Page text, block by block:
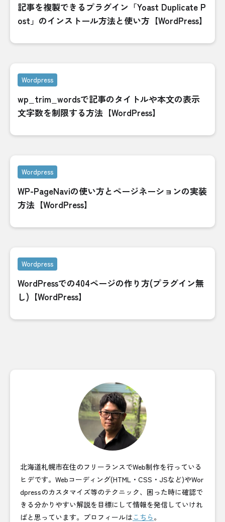
記事を複製できるプラグイン「Yoast Duplicate P
ost」のインストール方法と使い方【WordPress】
Wordpress
wp_trim_wordsで記事のタイトルや本文の表示
文字数を制限する方法【WordPress】
Wordpress
WP-PageNaviの使い方とページネーションの実装
方法【WordPress】
Wordpress
WordPressでの404ページの作り方(プラグイン無
し)【WordPress】
北海道札幌市在住のフリーランスでWeb制作を行っている
ヒデです。Webコーディング(HTML・CSS・JSなど)やWor
dpressのカスタマイズ等のテクニック、困った時に確認で
きる分かりやすい解説を目標にして情報を発信していけれ
ばと思っています。プロフィールはこちら。